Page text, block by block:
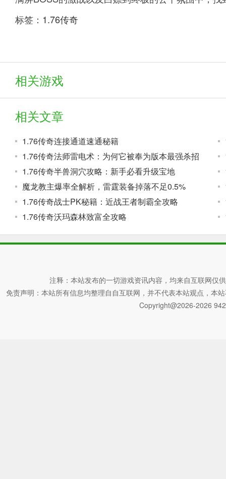
标签： 1.76传奇
相关游戏
相关文章
1.76传奇连接通道速通秘籍
1.76传奇法师雷电术：为何它被奉为版本最强杀招
1.76传奇半兽洞穴攻略：新手必看升级宝地
魔龙教主爆率全解析，雷霆装备掉落不足0.5%
1.76传奇战士PK秘籍：近战王者制霸全攻略
1.76传奇沃玛森林致富全攻略
注释：本站发布的一切游戏资讯内容，均来自互联网仅
免责声明：本站所有信息均整理自自互联网，并不代表本站观点，本
Copyright@2026-2026